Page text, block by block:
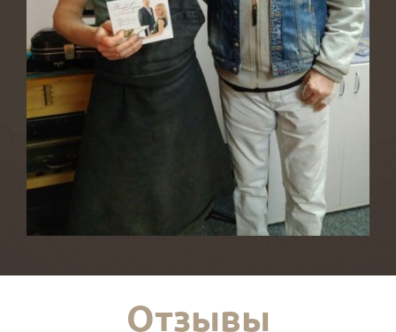
Отзывы